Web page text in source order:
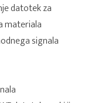
datotek za
materiala
signala